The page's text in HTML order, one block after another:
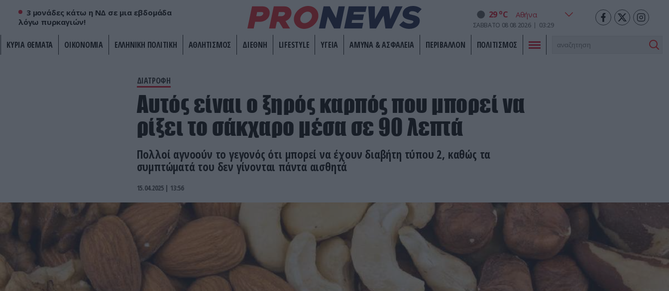
3 μονάδες κάτω η ΝΔ σε μια εβδομάδα
λόγω πυρκαγιών!
29 oC
ΣΑΒΒΑΤΟ 08 08 2026 03:29
ΚΥΡΙΑ ΘΕΜΑΤΑ ΟΙΚΟΝΟΜΙΑ ΕΛΛΗΝΙΚΗ ΠΟΛΙΤΙΚΗ ΑΘΛΗΤΙΣΜΟΣ ΔΙΕΘΝΗ LIFESTYLE ΥΓΕΙΑ ΑΜΥΝΑ & ΑΣΦΑΛΕΙΑ ΠΕΡΙΒΑΛΛΟΝ ΠΟΛΙΤΙΣΜΟΣ
ΔΙΑΤΡΟΦΗ
Αυτός είναι ο ξηρός καρπός που μπορεί να
ρίξει το σάκχαρο μέσα σε 90 λεπτά
Πολλοί αγνοούν το γεγονός ότι μπορεί να έχουν διαβήτη τύπου 2, καθώς τα
συμπτώματά του δεν γίνονται πάντα αισθητά
15.04.2025 | 13:56